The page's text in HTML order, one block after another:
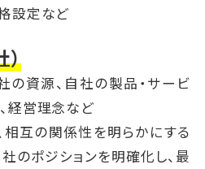
設定など
の資源、自社の製品・サービ
経営理念など
相互の関係性を明らかにする
のポジションを明確化し、最